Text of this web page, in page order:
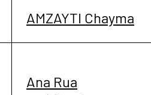
AMZAYTI Chayma
Ana Rua